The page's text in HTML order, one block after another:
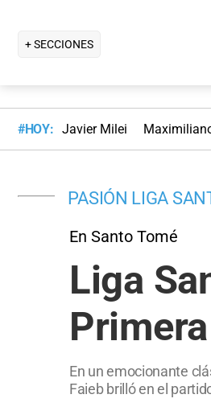
+ SECCIONES
#HOY: Javier Milei
PASIÓN LIGA
En Santo Tomé
Liga
En un emocionante
Faieb brilló en el